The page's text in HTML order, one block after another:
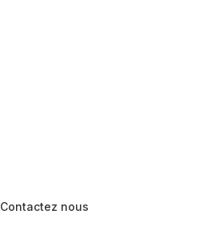
Contactez nous